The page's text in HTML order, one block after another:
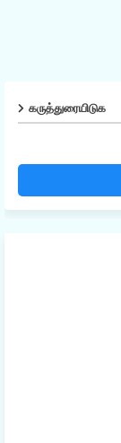
கருத்துரையிடுக